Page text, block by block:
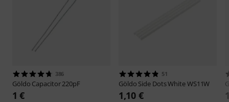
386
Göldo Capacitor 220pF
1 €
51
Göldo Side Dots White WS11W
1,10 €